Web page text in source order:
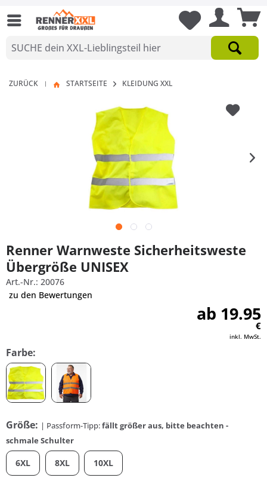
ZURÜCK | STARTSEITE KLEIDUNG XXL
Renner Warnweste Sicherheitsweste
Übergröße UNISEX
Art.-Nr.: 20076
zu den Bewertungen
ab 19.95
€
inkl. MwSt.
Farbe:
Größe: | Passform-Tipp:fällt größer aus, bitte beachten -
schmale Schulter
6XL 8XL 10XL